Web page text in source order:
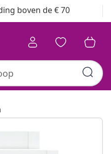
boven de € 70